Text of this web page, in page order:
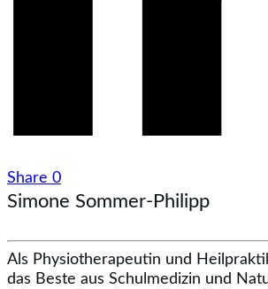
Share 0
Simone Sommer-Philipp
Als Physiotherapeutin und
das Beste aus Schulmedizin und